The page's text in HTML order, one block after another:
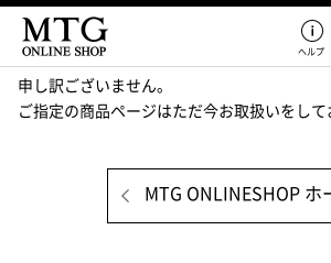
ヘルプ
申し訳ございません。
ご指定の商品ページはただ今お取扱いをして
MTG ONLINESHOP ホ